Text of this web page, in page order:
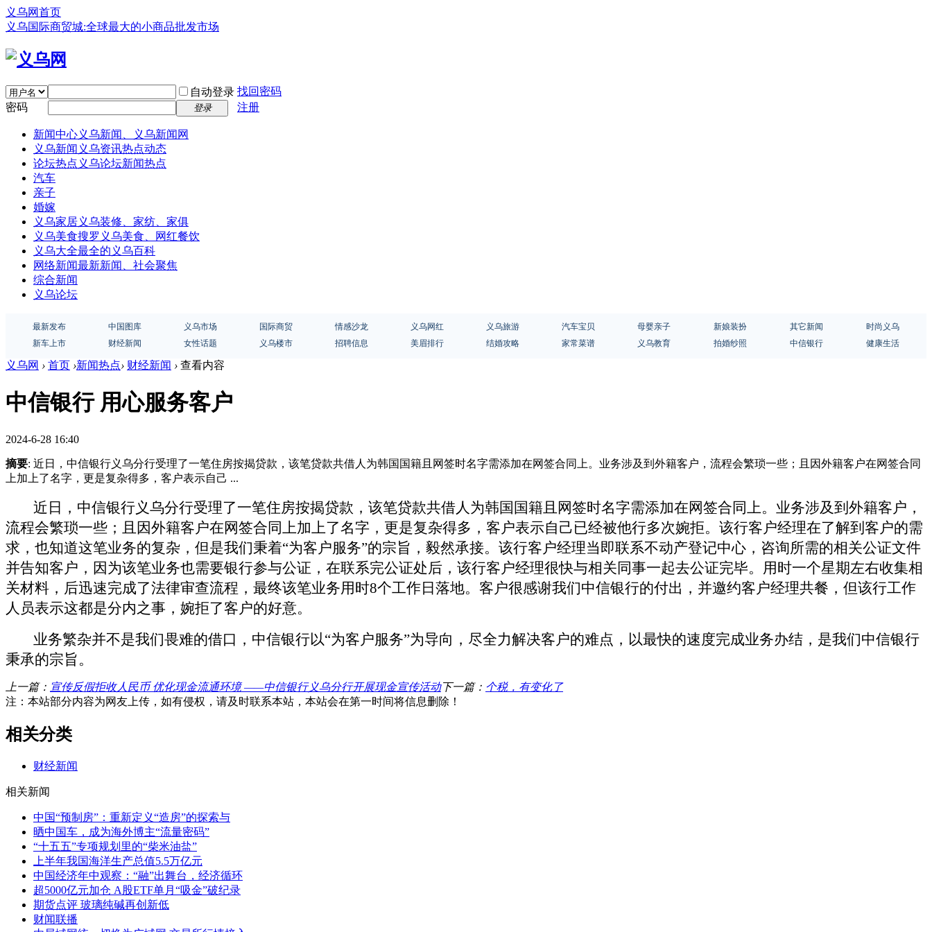
义乌网首页
义乌国际商贸城:全球最大的小商品批发市场
自动登录 找回密码
密码
登录 注册
新闻中心义乌新闻、义乌新闻网
义乌新闻 义乌资讯热点动态
论坛热点 义乌论坛新闻热点
汽车
亲子
婚嫁
义乌家居义乌装修、家纺、家俱
义乌美食搜罗义乌美食、网红餐饮
义乌大全最全的义乌百科
网络新闻最新新闻、社会聚焦
综合新闻
义乌论坛
最新发布 中国图库 义乌市场 国际商贸 情感沙龙 义乌网红 义乌旅游 汽车宝贝 母婴亲子 新娘装扮 其它新闻
时尚义乌
新车上市
财经新闻 女性话题 义乌楼市 招聘信息 美眉排行 结婚攻略 家常菜谱 义乌教育 拍婚纱照 中信银行 健康生活
义乌网 › 首页 ›新闻热点› 财经新闻 › 查看内容
中信银行 用心服务客户
2024-6-28 16:40
摘要: 近日，中信银行义乌分行受理了一笔住房按揭贷款，该笔贷款共借人为韩国国籍且网签时名字需添加在网签合同上。业务涉及到外籍客户，流程会繁琐一些；且因外籍客户在网签合同
上加上了名字，更是复杂得多，客户表示自己 ...
近日，中信银行义乌分行受理了一笔住房按揭贷款，该笔贷款共借人为韩国国籍且网签时名字需添加在网签合同上。业务涉及到外籍客户，
流程会繁琐一些；且因外籍客户在网签合同上加上了名字，更是复杂得多，客户表示自己已经被他行多次婉拒。该行客户经理在了解到客户的需
求，也知道这笔业务的复杂，但是我们秉着“为客户服务”的宗旨，毅然承接。该行客户经理当即联系不动产登记中心，咨询所需的相关公证文件
并告知客户，因为该笔业务也需要银行参与公证，在联系完公证处后，该行客户经理很快与相关同事一起去公证完毕。用时一个星期左右收集相
关材料，后迅速完成了法律审查流程，最终该笔业务用时8个工作日落地。客户很感谢我们中信银行的付出，并邀约客户经理共餐，但该行工作
人员表示这都是分内之事，婉拒了客户的好意。
业务繁杂并不是我们畏难的借口，中信银行以“为客户服务”为导向，尽全力解决客户的难点，以最快的速度完成业务办结，是我们中信银行
秉承的宗旨。
上一篇： 宣传反假拒收人民币 优化现金流通环境 ——中信银行义乌分行开展现金宣传活动下一篇： 个税，有变化了
注：本站部分内容为网友上传，如有侵权，请及时联系本站，本站会在第一时间将信息删除！
相关分类
财经新闻
相关新闻
中国“预制房”：重新定义“造房”的探索与
晒中国车，成为海外博主“流量密码”
“十五五”专项规划里的“柴米油盐”
上半年我国海洋生产总值5.5万亿元
中国经济年中观察：“融”出舞台，经济循环
超5000亿元加仓 A股ETF单月“吸金”破纪录
期货点评 玻璃纯碱再创新低
财闻联播